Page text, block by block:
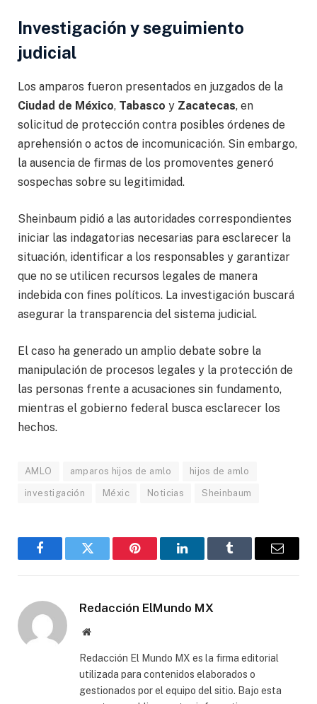
Investigación y seguimiento
judicial
Los amparos fueron presentados en juzgados de la
Ciudad de México, Tabasco y Zacatecas, en
solicitud de protección contra posibles órdenes de
aprehensión o actos de incomunicación. Sin embargo,
la ausencia de firmas de los promoventes generó
sospechas sobre su legitimidad.
Sheinbaum pidió a las autoridades correspondientes
iniciar las indagatorias necesarias para esclarecer la
situación, identificar a los responsables y garantizar
que no se utilicen recursos legales de manera
indebida con fines políticos. La investigación buscará
asegurar la transparencia del sistema judicial.
El caso ha generado un amplio debate sobre la
manipulación de procesos legales y la protección de
las personas frente a acusaciones sin fundamento,
mientras el gobierno federal busca esclarecer los
hechos.
AMLO amparos hijos de amlo hijos de amlo
investigación Méxic Noticias Sheinbaum
FacebookGorjeo Pinterest LinkedInTumblr
Correo
Redacción ElMundo MX
Sitio
Redacción El Mundo MX es la firma editorial
utilizada para contenidos elaborados o
gestionados por el equipo del sitio. Bajo esta